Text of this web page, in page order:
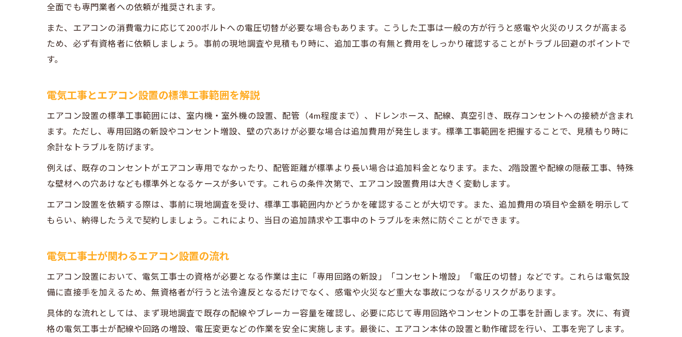
資格有無で異なる電気工事の安全基準とは
専用回路や配線工事で必要な手続き
電気工事の申請書類と法令上の注意点
配線増設や専用コンセント工事の申請方法
電気工事に関するトラブル防止のチェック項目
電気工事士が不要なエアコン設置ケースを紹介
配線工事なしで設置できるエアコンの条件
エアコン専用コンセントが不要な場合の注意点
電気工事士が不要な設置と安全性の関係性
エアコン設置で信頼できる電気工事業者の選び方
追加費用や資格確認ができる電気工事依頼のコツ
電気工事登録業者の見分け方と選定基準
安全な電気工事のための見積もり確認ポイント
全面でも専門業者への依頼が推奨されます。
また、エアコンの消費電力に応じて200ボルトへの電圧切替が必要な場合もあります。こうした工事は一般の方が行うと感電や火災のリスクが高まる
ため、必ず有資格者に依頼しましょう。事前の現地調査や見積もり時に、追加工事の有無と費用をしっかり確認することがトラブル回避のポイントで
す。
電気工事とエアコン設置の標準工事範囲を解説
エアコン設置の標準工事範囲には、室内機・室外機の設置、配管（4m程度まで）、ドレンホース、配線、真空引き、既存コンセントへの接続が含まれ
ます。ただし、専用回路の新設やコンセント増設、壁の穴あけが必要な場合は追加費用が発生します。標準工事範囲を把握することで、見積もり時に
余計なトラブルを防げます。
例えば、既存のコンセントがエアコン専用でなかったり、配管距離が標準より長い場合は追加料金となります。また、2階設置や配線の隠蔽工事、特殊
な壁材への穴あけなども標準外となるケースが多いです。これらの条件次第で、エアコン設置費用は大きく変動します。
エアコン設置を依頼する際は、事前に現地調査を受け、標準工事範囲内かどうかを確認することが大切です。また、追加費用の項目や金額を明示して
もらい、納得したうえで契約しましょう。これにより、当日の追加請求や工事中のトラブルを未然に防ぐことができます。
電気工事士が関わるエアコン設置の流れ
エアコン設置において、電気工事士の資格が必要となる作業は主に「専用回路の新設」「コンセント増設」「電圧の切替」などです。これらは電気設
備に直接手を加えるため、無資格者が行うと法令違反となるだけでなく、感電や火災など重大な事故につながるリスクがあります。
具体的な流れとしては、まず現地調査で既存の配線やブレーカー容量を確認し、必要に応じて専用回路やコンセントの工事を計画します。次に、有資
格の電気工事士が配線や回路の増設、電圧変更などの作業を安全に実施します。最後に、エアコン本体の設置と動作確認を行い、工事を完了します。
お問い合わせはこちら
お問い合わせはこちら